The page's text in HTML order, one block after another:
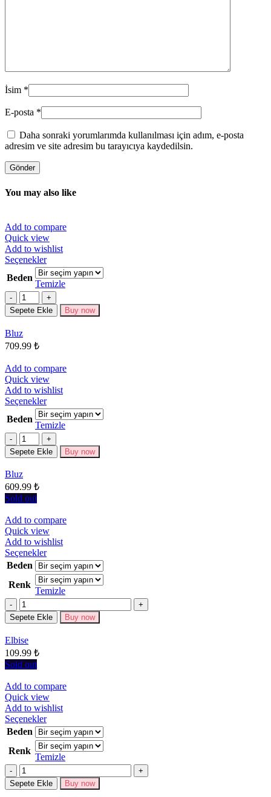
İsim *
E-posta *
Daha sonraki yorumlarımda kullanılması için adım, e-posta
adresim ve site adresim bu tarayıcıya kaydedilsin.
You may also like
Add to compare
Quick view
Add to wishlist
SeçeneklerBu
ürünün
birden
fazla
varyasyonu
var.
Beden
Temizle
Miktar
Sepete Ekle Buy now
Bluz
709.99 ₺
Add to compare
Quick view
Add to wishlist
SeçeneklerBu
ürünün
birden
fazla
varyasyonu
var.
Beden
Temizle
Miktar
Sepete Ekle Buy now
Bluz
609.99 ₺
Sold out
Add to compare
Quick view
Add to wishlist
SeçeneklerBu
ürünün
birden
fazla
varyasyonu
Seçenekler
Beden
Renk
Temizle
Miktar
Sepete Ekle Buy now
Elbise
109.99 ₺
Sold out
Add to compare
Quick view
Add to wishlist
SeçeneklerBu
ürünün
birden
fazla
varyasyonu
Seçenekler
Beden
Renk
Temizle
Miktar
Sepete Ekle Buy now